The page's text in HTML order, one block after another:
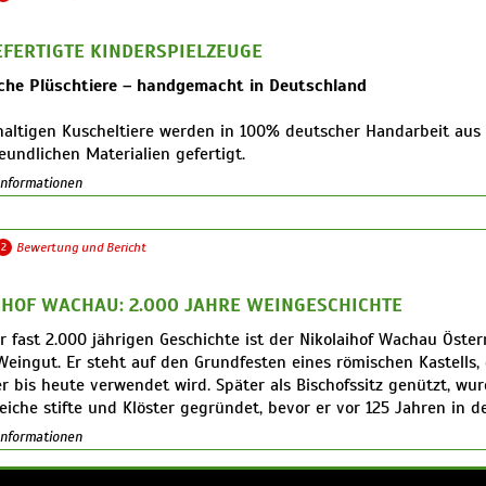
Martin Saahs 2016 ins Leben gerufen hat und die ab sofort
an den dieNikolai-Produkten ist auch ihre Reinheit. 88 bis
der Rest besteht aus biologischen oder nicht zu
wie beispielsweise dem Emulgator aus Rapsölbasis. Die
Eden“ der UNESCO-Kulturregion Wachau ist damit
Welt.
KINDERSPIELZEUGE
Plüschtiere – handgemacht in Deutschland
Kuscheltiere werden in 100% deutscher Handarbeit aus
Materialien gefertigt.
unserer ökologischen Spielwaren besteht aus biologisch
mit nostalgischem Charme.
Für die feinen Gesichtszüge verwenden wir natürliche
Kinder.
2 Bewertung und Bericht
WACHAU: 2.000 JAHRE WEINGESCHICHTE
fast 2.000 jährigen Geschichte ist der Nikolaihof Wachau
Er steht auf den Grundfesten eines römischen Kastells,
bis heute verwendet wird. Später als Bischofssitz genützt,
stifte und Klöster gegründet, bevor er vor 125 Jahren in
der Familie Saahs überging. Seit 45 Jahren folgt man am
Weingüter weltweit, der bio-dynamischen Arbeitsweise. In
sich der Nikolaihof durch zahlreiche Preise national wie